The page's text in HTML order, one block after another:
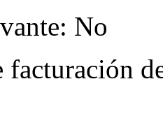
No
facturación